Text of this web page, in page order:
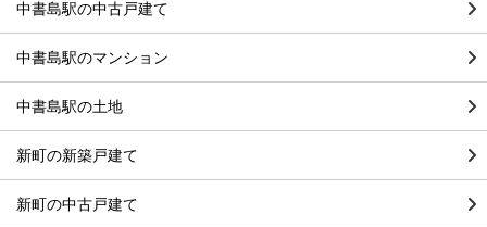
中書島駅の中古戸建て
中書島駅のマンション
中書島駅の土地
新町の新築戸建て
新町の中古戸建て